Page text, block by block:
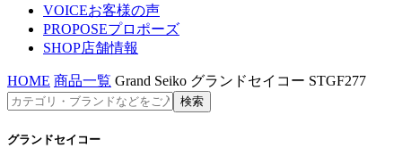
VOICEお客様の声
PROPOSEプロポーズ
SHOP店舗情報
HOME 商品一覧 Grand Seiko グランドセイコー STGF277
グランドセイコー